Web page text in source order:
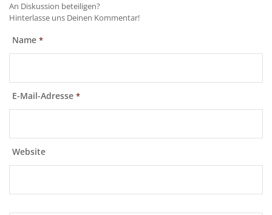
An Diskussion beteiligen?
Hinterlasse uns Deinen Kommentar!
Name *
E-Mail-Adresse *
Website